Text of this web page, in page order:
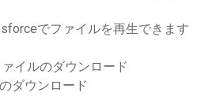
でファイルを再生できます
イルのダウンロード
ダウンロード